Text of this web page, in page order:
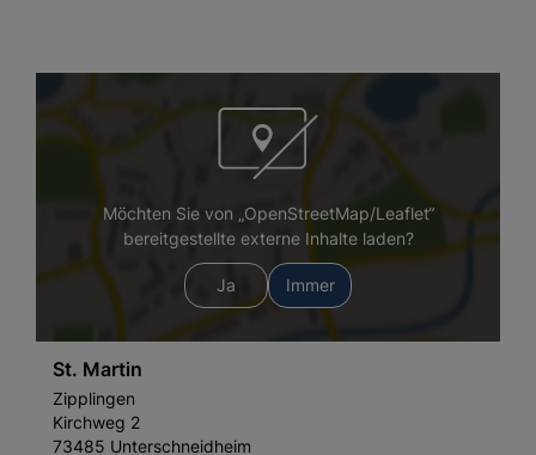
Möchten Sie von „OpenStreetMap/Leaflet“
bereitgestellte externe Inhalte laden?
Ja Immer
St. Martin
Zipplingen
Kirchweg 2
73485 Unterschneidheim